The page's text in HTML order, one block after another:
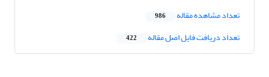
تعداد مشاهده مقاله 986
تعداد دریافت فایل اصل مقاله 422